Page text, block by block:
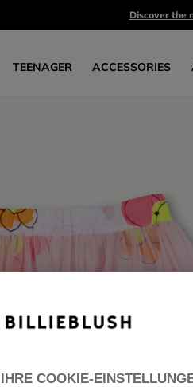
Discover the
TEENAGER ACCESSORIES
IHRE COOKIE-